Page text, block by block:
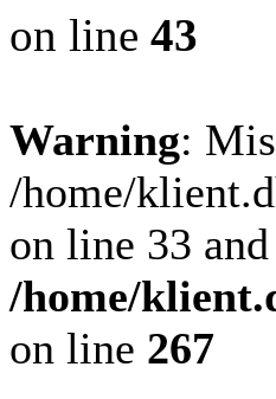
on line 43
Warning:
/home/
on line 33
/home/
on line 267